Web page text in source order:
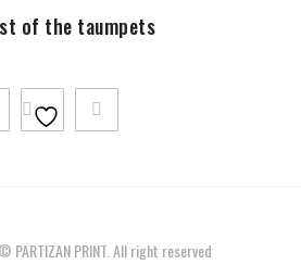
of the taumpets
PARTIZAN PRINT. All right reserved